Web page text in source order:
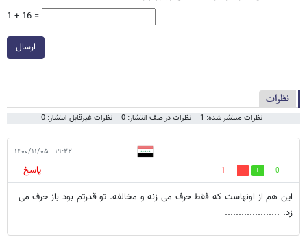
1 + 16 =
ارسال
نظرات
نظرات منتشر شده: 1 نظرات در صف انتشار: 0 نظرات غیرقابل انتشار: 0
۱۹:۲۲ - ۱۴۰۰/۱۱/۰۵
0
1
پاسخ
این هم از اونهاست که فقط حرف می زنه و مخالفه. تو قدرتم بود باز حرف می
زد. ....................